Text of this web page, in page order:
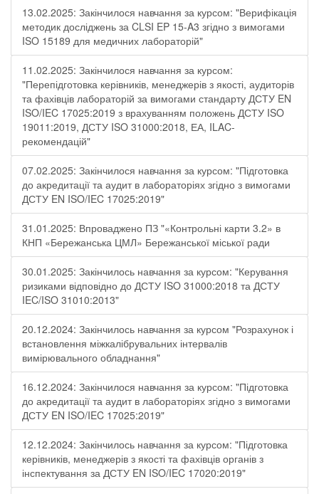
13.02.2025: Закінчилося навчання за курсом: "Верифікація
методик досліджень за CLSI EP 15-A3 згідно з вимогами
ISO 15189 для медичних лабораторій"
11.02.2025: Закінчилося навчання за курсом:
"Перепідготовка керівників, менеджерів з якості, аудиторів
та фахівців лабораторій за вимогами стандарту ДСТУ EN
ISO/IEC 17025:2019 з врахуванням положень ДСТУ ISO
19011:2019, ДСТУ ISO 31000:2018, ЕА, ILAC-
рекомендацій"
07.02.2025: Закінчилося навчання за курсом: "Підготовка
до акредитації та аудит в лабораторіях згідно з вимогами
ДСТУ EN ISO/IEC 17025:2019"
31.01.2025: Впроваджено ПЗ "«Контрольні карти 3.2» в
КНП «Бережанська ЦМЛ» Бережанської міської ради
30.01.2025: Закінчилось навчання за курсом: "Керування
ризиками відповідно до ДСТУ ISO 31000:2018 та ДСТУ
IEC/ISO 31010:2013"
20.12.2024: Закінчилось навчання за курсом "Розрахунок і
встановлення міжкалібрувальних інтервалів
вимірювального обладнання"
16.12.2024: Закінчилося навчання за курсом: "Підготовка
до акредитації та аудит в лабораторіях згідно з вимогами
ДСТУ EN ISO/IEC 17025:2019"
12.12.2024: Закінчилось навчання за курсом: "Підготовка
керівників, менеджерів з якості та фахівців органів з
інспектування за ДСТУ EN ISO/IEC 17020:2019"